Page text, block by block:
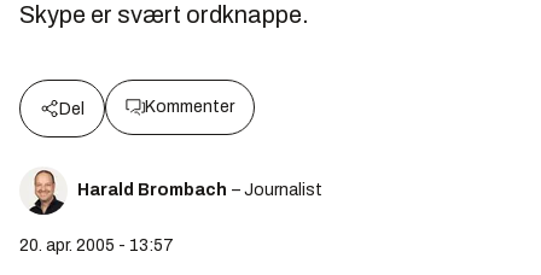
Skype er svært ordknappe.
Del Kommenter
Harald Brombach – Journalist
20. apr. 2005 - 13:57